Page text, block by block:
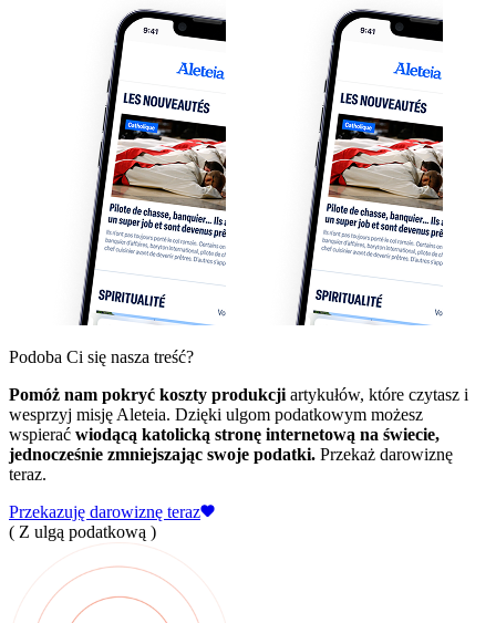
Podoba Ci się nasza treść?
Pomóż nam pokryć koszty produkcji artykułów, które czytasz i
wesprzyj misję Aleteia. Dzięki ulgom podatkowym możesz
wspierać wiodącą katolicką stronę internetową na świecie,
jednocześnie zmniejszając swoje podatki. Przekaż darowiznę
teraz.
Przekazuję darowiznę teraz
( Z ulgą podatkową )